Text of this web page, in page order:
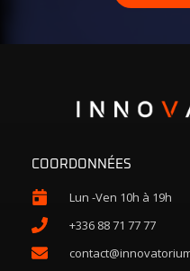
COORDONNÉES
Lun -Ven 10h à 19h
+336 88 71 77 77